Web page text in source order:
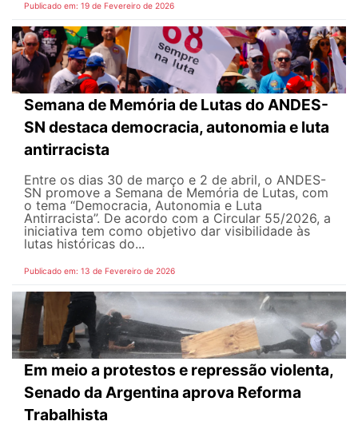
Publicado em: 19 de Fevereiro de 2026
Semana de Memória de Lutas do ANDES-
SN destaca democracia, autonomia e luta
antirracista
Entre os dias 30 de março e 2 de abril, o ANDES-
SN promove a Semana de Memória de Lutas, com
o tema “Democracia, Autonomia e Luta
Antirracista”. De acordo com a Circular 55/2026, a
iniciativa tem como objetivo dar visibilidade às
lutas históricas do...
Publicado em: 13 de Fevereiro de 2026
Em meio a protestos e repressão violenta,
Senado da Argentina aprova Reforma
Trabalhista